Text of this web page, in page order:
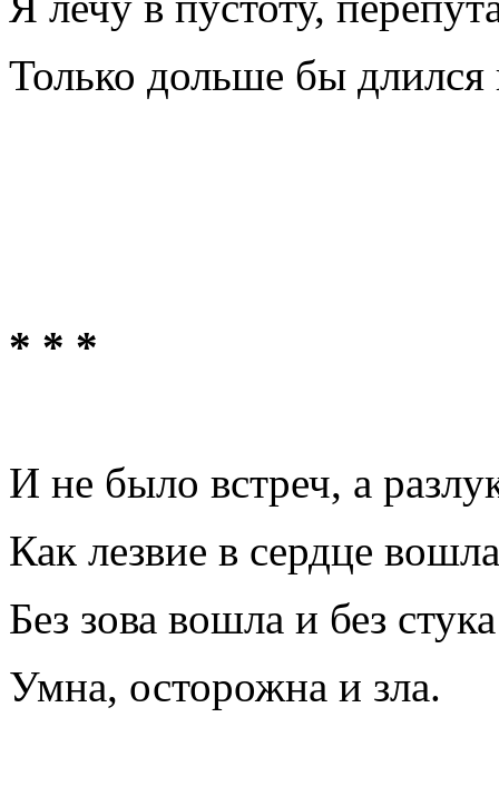
Только дольше бы длился
* * *
И не было встреч, а
Как лезвие в сердце
Без зова вошла и без
Умна, осторожна и зла.